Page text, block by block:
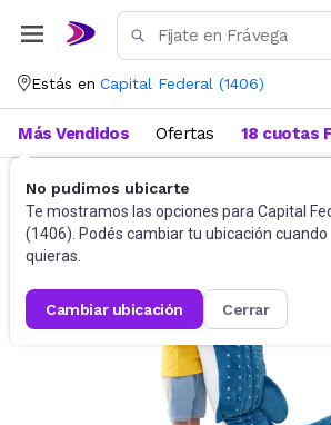
Estás en Capital Federal (1406)
No pudimos ubicarte
Te mostramos las opciones para Capital
(1406). Podés cambiar tu ubicación cuando
quieras.
cambiar ubicación cerrar
Más Vendidos Ofertas 18 cuotas
Juguetes y Juegos